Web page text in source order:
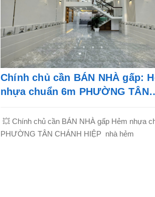
Chính chủ cần BÁN NHÀ gấp:
nhựa chuẩn 6m PHƯỜNG TÂN
💥 Chính chủ cần BÁN NHÀ gấp Hẻm nhựa
PHƯỜNG TÂN CHÁNH HIỆP nhà hẻm